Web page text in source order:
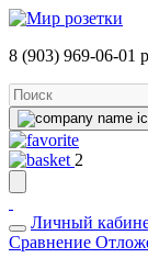
8 (903) 969-06-01
2
Личный
Сравнение